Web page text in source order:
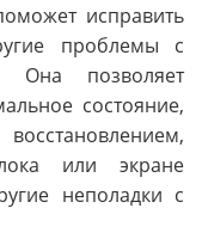
исправить
проблемы с
Она позволяет
состояние,
или экране
неполадки с